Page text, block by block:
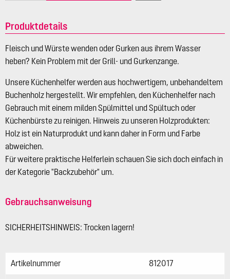
Produktdetails
Fleisch und Würste wenden oder Gurken aus ihrem Wasser
heben? Kein Problem mit der Grill- und Gurkenzange.
Unsere Küchenhelfer werden aus hochwertigem, unbehandeltem
Buchenholz hergestellt. Wir empfehlen, den Küchenhelfer nach
Gebrauch mit einem milden Spülmittel und Spültuch oder
Küchenbürste zu reinigen. Hinweis zu unseren Holzprodukten:
Holz ist ein Naturprodukt und kann daher in Form und Farbe
abweichen.
Für weitere praktische Helferlein schauen Sie sich doch einfach in
der Kategorie "Backzubehör" um.
Gebrauchsanweisung
SICHERHEITSHINWEIS: Trocken lagern!
Artikelnummer 812017